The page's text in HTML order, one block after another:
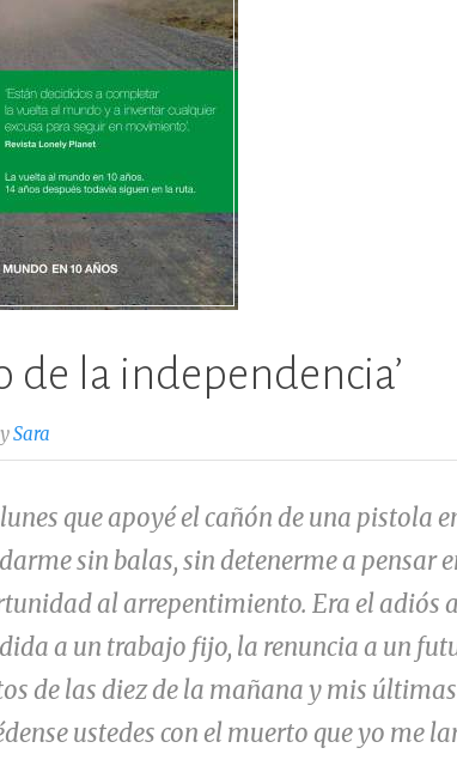
de la independencia’
Sara
que apoyé el cañón de una pistola
sin balas, sin detenerme a pensar
al arrepentimiento. Era el adiós
a un trabajo fijo, la renuncia a un
de las diez de la mañana y mis
ustedes con el muerto que yo me